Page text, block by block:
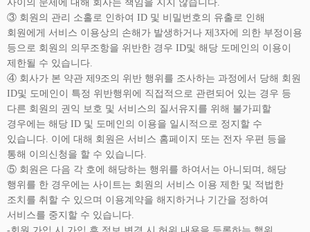
사이의 문제에 대해 회사는 책임을 지지 않습니다.
③ 회원의 관리 소홀로 인하여 ID 및 비밀번호의 유출로 인해
회원에게 서비스 이용상의 손해가 발생하거나 제3자에 의한 부정이용
등으로 회원의 의무조항을 위반한 경우 ID및 해당 도메인의 이용이
제한될 수 있습니다.
④ 회사가 본 약관 제9조의 위반 행위를 조사하는 과정에서 당해 회원
ID및 도메인이 특정 위반행위에 직접적으로 관련되어 있는 경우 등
다른 회원의 권익 보호 및 서비스의 질서유지를 위해 불가피할
경우에는 해당 ID 및 도메인의 이용을 일시적으로 정지할 수
있습니다. 이에 대해 회원은 서비스 홈페이지 또는 전자 우편 등을
통해 이의신청을 할 수 있습니다.
⑤ 회원은 다음 각 호에 해당하는 행위를 하여서는 아니되며, 해당
행위를 한 경우에는 사이트는 회원의 서비스 이용 제한 및 적법한
조치를 취할 수 있으며 이용계약을 해지하거나 기간을 정하여
서비스를 중지할 수 있습니다.